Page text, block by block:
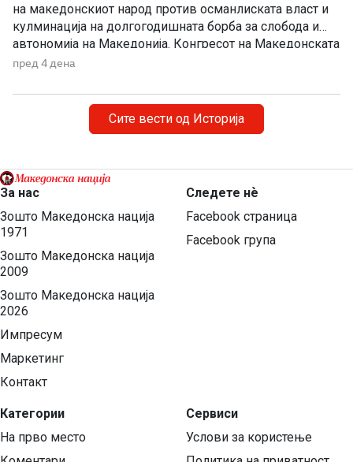
на македонскиот народ против османлиската власт и
кулминација на долгогодишната борба за слобода и
автономија на Македонија. Конгресот на Македонската
револуционерна организација, одржан во Солун, донел
што неговото започнување и водење им биле
препуштени на окружните комитети. Конгресот на
Битолскиот револуционерен округ, […]
пред 4 дена
Сите вести од Историја
За нас
Зошто Македонска нација
1971
Зошто Македонска нација
2009
Зошто Македонска нација
2026
Импресум
Маркетинг
Контакт
Категории
На прво место
Следете нѐ
Facebook страница
Facebook група
Сервиси
Услови за користење